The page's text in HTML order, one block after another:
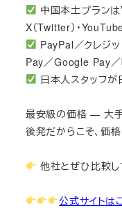
中国本土プラン
X（Twitter）・
PayPal／クレジッ
Pay／Google Pay
日本人スタッフが
最安級の価格 — 大手
後発だからこそ、価
他社とぜひ比較
公式サイトは